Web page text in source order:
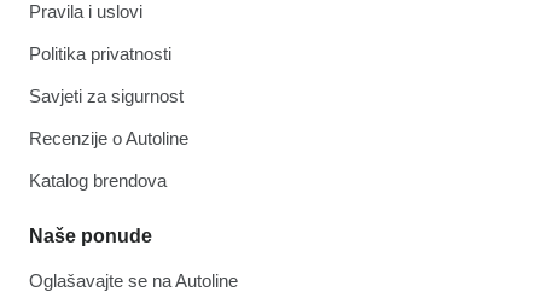
Pravila i uslovi
Politika privatnosti
Savjeti za sigurnost
Recenzije o Autoline
Katalog brendova
Naše ponude
Oglašavajte se na Autoline